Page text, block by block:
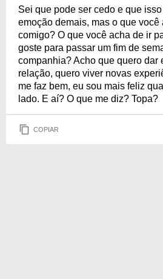
que acredita!
Sei que pode ser cedo e que
emoção demais, mas o que você
comigo? O que você acha de ir
goste para passar um fim de
companhia? Acho que quero dar
relação, quero viver novas
me faz bem, eu sou mais feliz
lado. E aí? O que me diz? Topa?
COPIAR